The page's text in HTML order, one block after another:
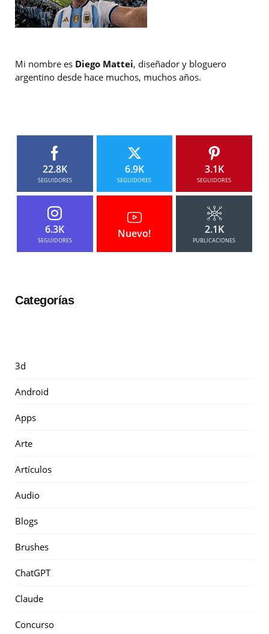
Mi nombre es Diego Mattei, diseñador y bloguero
argentino desde hace muchos, muchos años.
22.8K
SEGUIDORES
6.9K
SEGUIDORES
3.1K
SEGUIDORES
6.3K
SEGUIDORES
Nuevo! 2.1K
PUBLICACIONES
Categorías
3d
Android
Apps
Arte
Artículos
Audio
Blogs
Brushes
ChatGPT
Claude
Concurso